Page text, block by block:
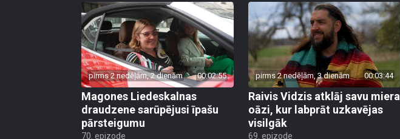
pirms 2 nedēļām, 2 dienām 00:02:55
Magones Liedeskalnas
draudzene sarūpējusi īpašu
pārsteigumu
70. epizode
pirms 2 nedēļām, 3 dienām 00:03:44
Raivis Vidzis atklāj savu miera
oāzi, kur labprāt uzkavējas
visilgāk
69. epizode